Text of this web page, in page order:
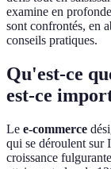
examine en
sont confrontés, en
conseils pratiques.
Qu'est-ce
est-ce
Le e-commerce
qui se déroulent sur
croissance